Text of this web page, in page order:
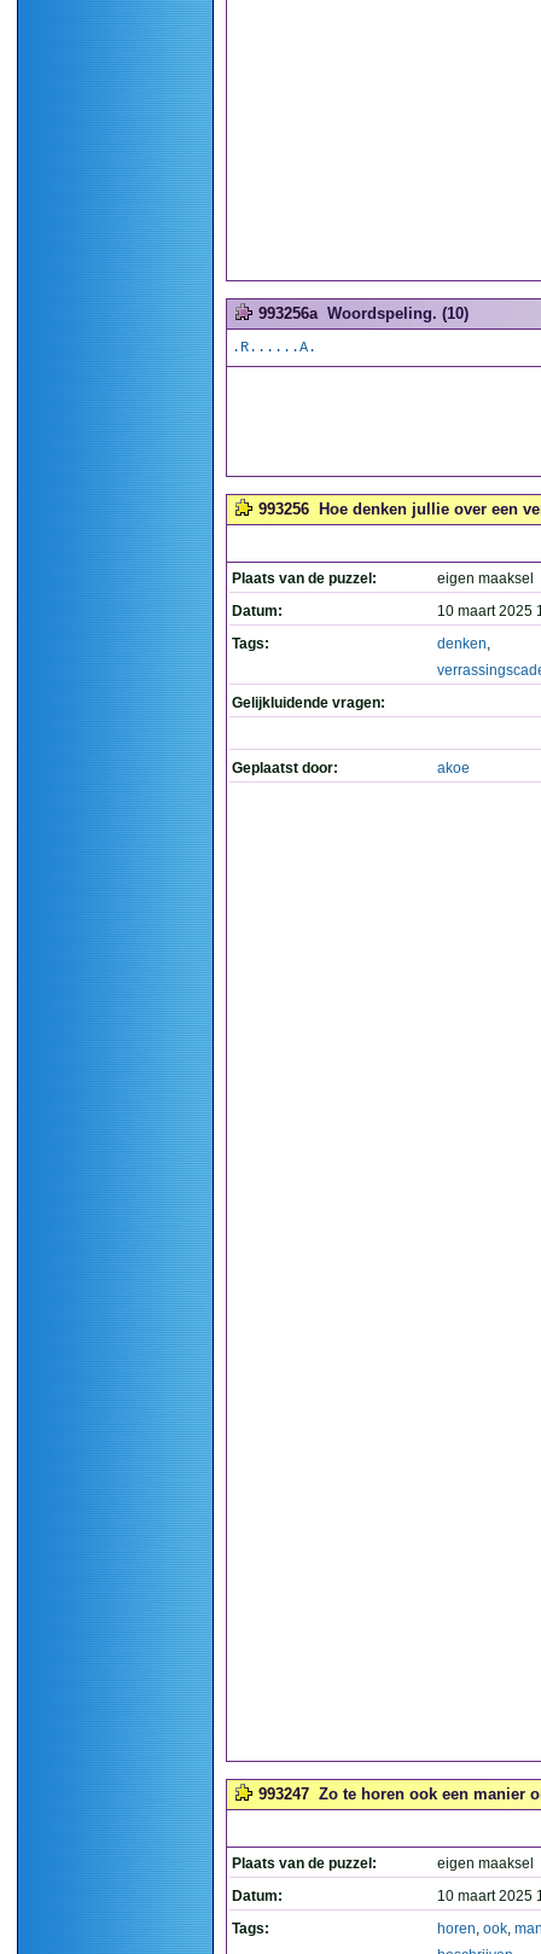
993256a Woordspeling. (10)
.R......A.
993256 Hoe denken jullie over een
Plaats van de puzzel:
eigen maaksel
Datum:
10 maart 2025
Tags:
denken,
Gelijkluidende vragen:
Geplaatst door: akoe
993247 Zo te horen ook een manier
Plaats van de puzzel:
eigen maaksel
Datum:
10 maart 2025
Tags:
horen, ook,